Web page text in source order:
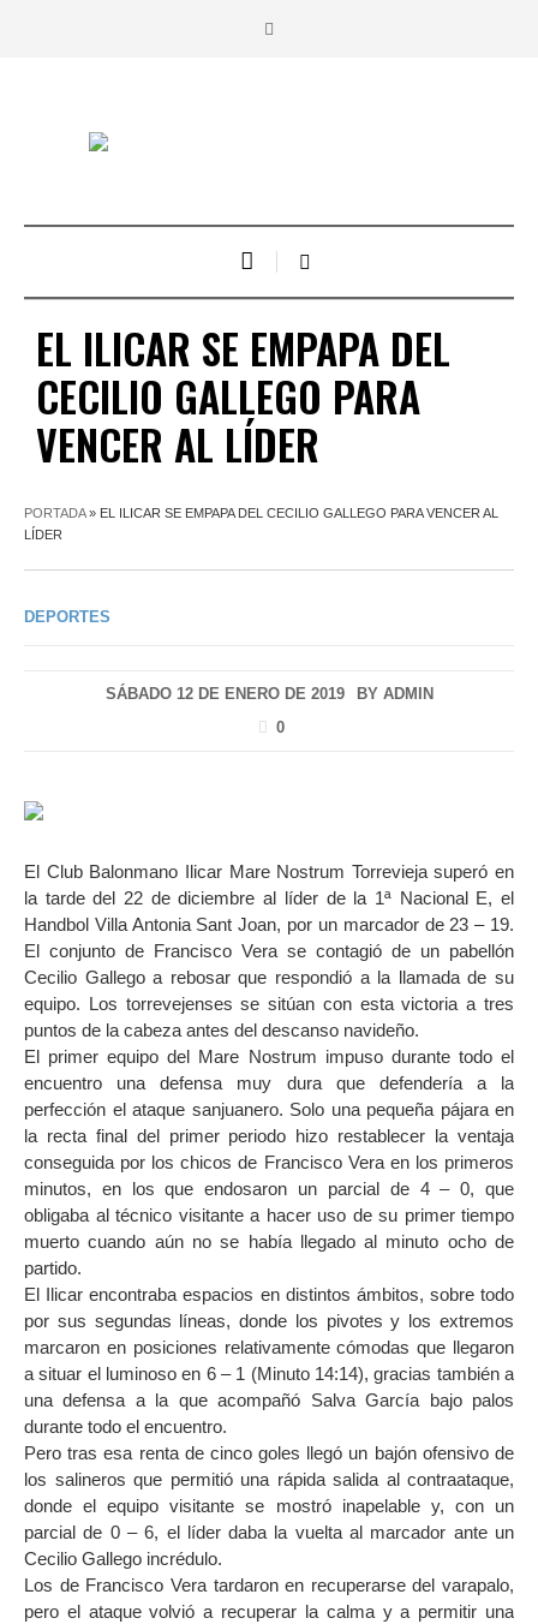
EL ILICAR SE EMPAPA DEL
CECILIO GALLEGO PARA
VENCER AL LÍDER
PORTADA» EL ILICAR SE EMPAPA DEL CECILIO GALLEGO PARA VENCER AL
LÍDER
DEPORTES
SÁBADO 12 DE ENERO DE 2019 BY ADMIN
0
El Club Balonmano Ilicar Mare Nostrum Torrevieja superó en
la tarde del 22 de diciembre al líder de la 1ª Nacional E, el
Handbol Villa Antonia Sant Joan, por un marcador de 23 – 19.
El conjunto de Francisco Vera se contagió de un pabellón
Cecilio Gallego a rebosar que respondió a la llamada de su
equipo. Los torrevejenses se sitúan con esta victoria a tres
puntos de la cabeza antes del descanso navideño.
El primer equipo del Mare Nostrum impuso durante todo el
encuentro una defensa muy dura que defendería a la
perfección el ataque sanjuanero. Solo una pequeña pájara en
la recta final del primer periodo hizo restablecer la ventaja
conseguida por los chicos de Francisco Vera en los primeros
minutos, en los que endosaron un parcial de 4 – 0, que
obligaba al técnico visitante a hacer uso de su primer tiempo
muerto cuando aún no se había llegado al minuto ocho de
partido.
El Ilicar encontraba espacios en distintos ámbitos, sobre todo
por sus segundas líneas, donde los pivotes y los extremos
marcaron en posiciones relativamente cómodas que llegaron
a situar el luminoso en 6 – 1 (Minuto 14:14), gracias también a
una defensa a la que acompañó Salva García bajo palos
durante todo el encuentro.
Pero tras esa renta de cinco goles llegó un bajón ofensivo de
los salineros que permitió una rápida salida al contraataque,
donde el equipo visitante se mostró inapelable y, con un
parcial de 0 – 6, el líder daba la vuelta al marcador ante un
Cecilio Gallego incrédulo.
Los de Francisco Vera tardaron en recuperarse del varapalo,
pero el ataque volvió a recuperar la calma y a permitir una